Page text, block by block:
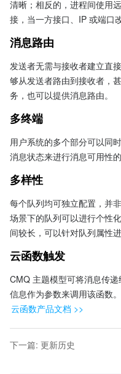
清晰；相反的，进程间使用
接，当一方接口、IP 或端口
消息路由
发送者无需与接收者建立直
够从发送者路由到接收者，
务，也可以提供消息路由。
多终端
用户系统的多个部分可以同
消息状态来进行消息可用性的
多样性
每个队列均可独立配置，并
场景下的队列可以进行个性
间较长，可以针对队列属性进
云函数触发
CMQ 主题模型可将消息传
云函数产品文档 >>
下一篇: 更新历史